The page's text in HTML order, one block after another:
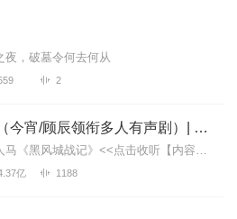
夜，破墓令何去何从
2
龙图案卷集（今宵/顾辰领衔多人有声剧）| 探案
龙图续集原班人马《黑风城战记》<<点击收听【内容简介】《龙图案卷集》是由耳雅根据古典名著《三侠五义》（又叫七五）改编所写的网络小说，主要讲述的是鼠（白玉堂）...
亿 1188